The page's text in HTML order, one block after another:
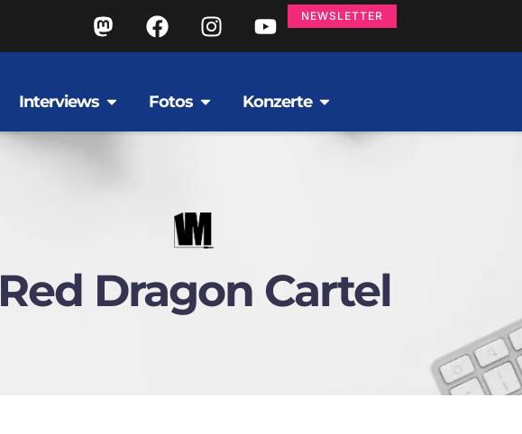
NEWSLETTER
Interviews Fotos Konzerte
Red Dragon Cartel